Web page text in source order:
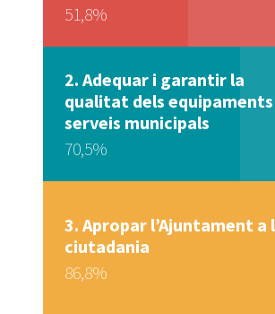
51,8%
Adequar i garantir la
qualitat dels
serveis municipals
70,5%
Apropar l’Ajuntament a
ciutadania
86,8%